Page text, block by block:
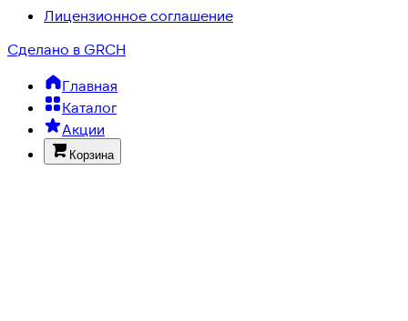
Лицензионное соглашение
Сделано в GRCH
Главная
Каталог
Акции
Корзина